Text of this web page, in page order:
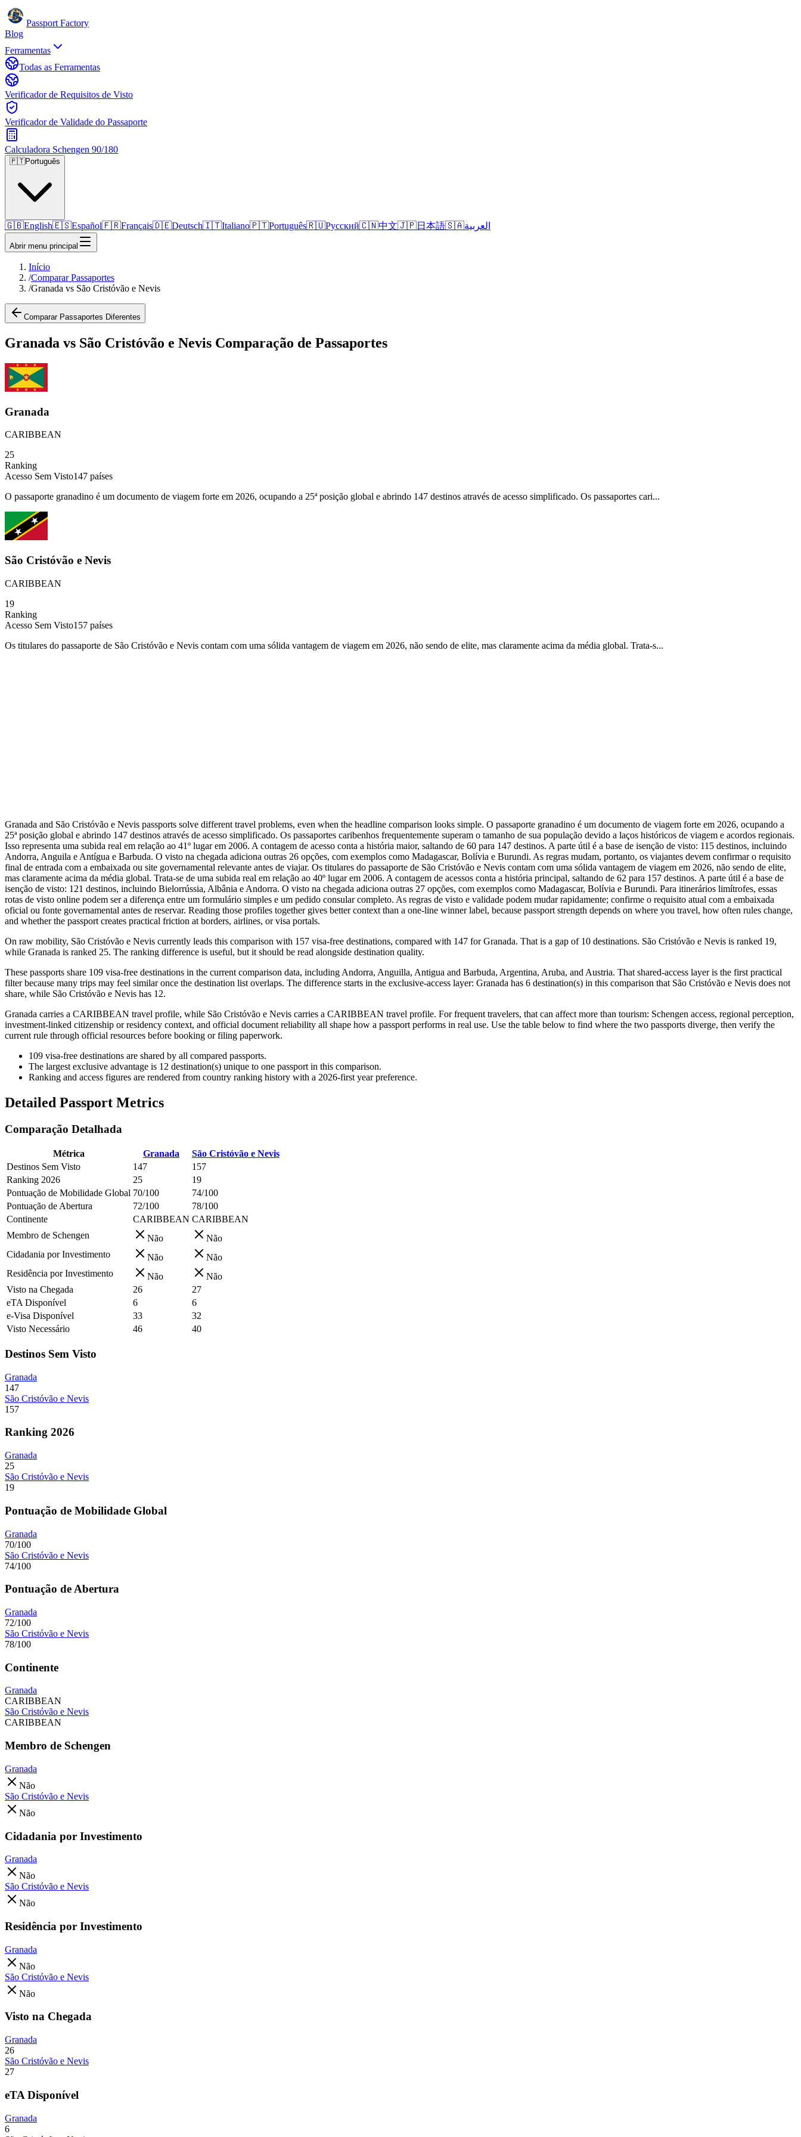
Passport Factory
Blog
Ferramentas
Todas as Ferramentas
Verificador de Requisitos de Visto
Verificador de Validade do Passaporte
Calculadora Schengen 90/180
🇵🇹Português
🇬🇧English🇪🇸Español🇫🇷Français🇩🇪Deutsch🇮🇹Italiano🇵🇹Português🇷🇺Русский🇨🇳中文🇯🇵日本語🇸🇦العربية
Abrir menu principal
Início
/Comparar Passaportes
/Granada vs São Cristóvão e Nevis
Comparar Passaportes Diferentes
Granada vs São Cristóvão e Nevis Comparação de Passaportes
Granada
CARIBBEAN
25
Ranking
Acesso Sem Visto147 países
O passaporte granadino é um documento de viagem forte em 2026, ocupando a 25ª posição global e abrindo 147 destinos através de acesso simplificado. Os passaportes cari...
São Cristóvão e Nevis
CARIBBEAN
19
Ranking
Acesso Sem Visto157 países
Os titulares do passaporte de São Cristóvão e Nevis contam com uma sólida vantagem de viagem em 2026, não sendo de elite, mas claramente acima da média global. Trata-s...
Granada and São Cristóvão e Nevis passports solve different travel problems, even when the headline comparison looks simple. O passaporte granadino é um documento de viagem forte em 2026, ocupando a
25ª posição global e abrindo 147 destinos através de acesso simplificado. Os passaportes caribenhos frequentemente superam o tamanho de sua população devido a laços históricos de viagem e acordos regionais.
Isso representa uma subida real em relação ao 41º lugar em 2006. A contagem de acesso conta a história maior, saltando de 60 para 147 destinos. A parte útil é a base de isenção de visto: 115 destinos, incluindo
Andorra, Anguila e Antígua e Barbuda. O visto na chegada adiciona outras 26 opções, com exemplos como Madagascar, Bolívia e Burundi. As regras mudam, portanto, os viajantes devem confirmar o requisito
final de entrada com a embaixada ou site governamental relevante antes de viajar. Os titulares do passaporte de São Cristóvão e Nevis contam com uma sólida vantagem de viagem em 2026, não sendo de elite,
mas claramente acima da média global. Trata-se de uma subida real em relação ao 40º lugar em 2006. A contagem de acessos conta a história principal, saltando de 62 para 157 destinos. A parte útil é a base de
isenção de visto: 121 destinos, incluindo Bielorrússia, Albânia e Andorra. O visto na chegada adiciona outras 27 opções, com exemplos como Madagascar, Bolívia e Burundi. Para itinerários limítrofes, essas
rotas de visto online podem ser a diferença entre um formulário simples e um pedido consular completo. As regras de visto e validade podem mudar rapidamente; confirme o requisito atual com a embaixada
oficial ou fonte governamental antes de reservar. Reading those profiles together gives better context than a one-line winner label, because passport strength depends on where you travel, how often rules change,
and whether the passport creates practical friction at borders, airlines, or visa portals.
On raw mobility, São Cristóvão e Nevis currently leads this comparison with 157 visa-free destinations, compared with 147 for Granada. That is a gap of 10 destinations. São Cristóvão e Nevis is ranked 19,
while Granada is ranked 25. The ranking difference is useful, but it should be read alongside destination quality.
These passports share 109 visa-free destinations in the current comparison data, including Andorra, Anguilla, Antigua and Barbuda, Argentina, Aruba, and Austria. That shared-access layer is the first practical
filter because many trips may feel similar once the destination list overlaps. The difference starts in the exclusive-access layer: Granada has 6 destination(s) in this comparison that São Cristóvão e Nevis does not
share, while São Cristóvão e Nevis has 12.
Granada carries a CARIBBEAN travel profile, while São Cristóvão e Nevis carries a CARIBBEAN travel profile. For frequent travelers, that can affect more than tourism: Schengen access, regional perception,
investment-linked citizenship or residency context, and official document reliability all shape how a passport performs in real use. Use the table below to find where the two passports diverge, then verify the
current rule through official resources before booking or filing paperwork.
109 visa-free destinations are shared by all compared passports.
The largest exclusive advantage is 12 destination(s) unique to one passport in this comparison.
Ranking and access figures are rendered from country ranking history with a 2026-first year preference.
Detailed Passport Metrics
Comparação Detalhada
Métrica Granada
São Cristóvão e Nevis
Destinos Sem Visto
147
157
Ranking 2026
25
19
Pontuação de Mobilidade Global 70/100
74/100
Pontuação de Abertura
72/100
78/100
Continente
CARIBBEAN CARIBBEAN
Membro de Schengen
Não
Não
Cidadania por Investimento
Não
Não
Residência por Investimento
Não
Não
Visto na Chegada
26
27
eTA Disponível
6
6
e-Visa Disponível
33
32
Visto Necessário
46 40
Destinos Sem Visto
Granada
147
São Cristóvão e Nevis
157
Ranking 2026
Granada
25
São Cristóvão e Nevis
19
Pontuação de Mobilidade Global
Granada
70/100
São Cristóvão e Nevis
74/100
Pontuação de Abertura
Granada
72/100
São Cristóvão e Nevis
78/100
Continente
Granada
CARIBBEAN
São Cristóvão e Nevis
CARIBBEAN
Membro de Schengen
Granada
Não
São Cristóvão e Nevis
Não
Cidadania por Investimento
Granada
Não
São Cristóvão e Nevis
Não
Residência por Investimento
Granada
Não
São Cristóvão e Nevis
Não
Visto na Chegada
Granada
26
São Cristóvão e Nevis
27
eTA Disponível
Granada
6